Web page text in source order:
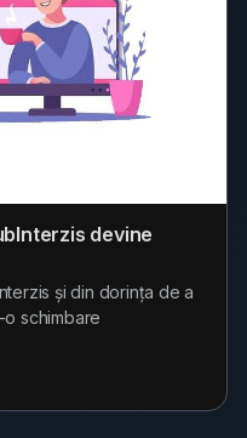
devine
și din dorința de a
schimbare
o comunitate online, un
de noi prietenii,